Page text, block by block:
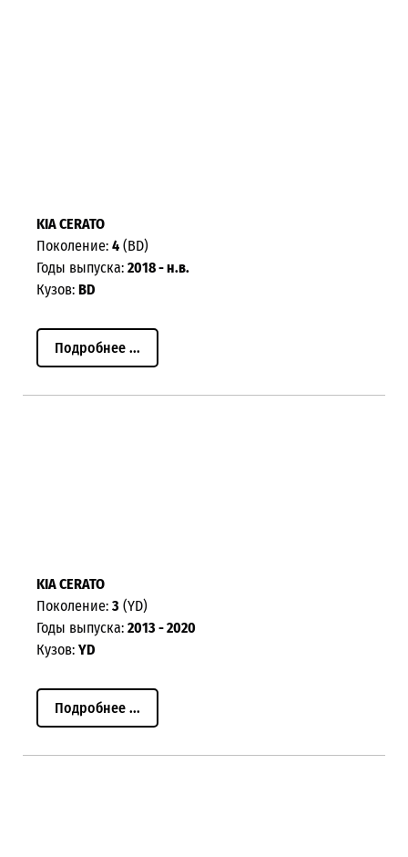
KIA CERATO
Поколение: 4 (BD)
Годы выпуска: 2018 - н.в.
Кузов: BD
Подробнее ...
KIA CERATO
Поколение: 3 (YD)
Годы выпуска: 2013 - 2020
Кузов: YD
Подробнее ...